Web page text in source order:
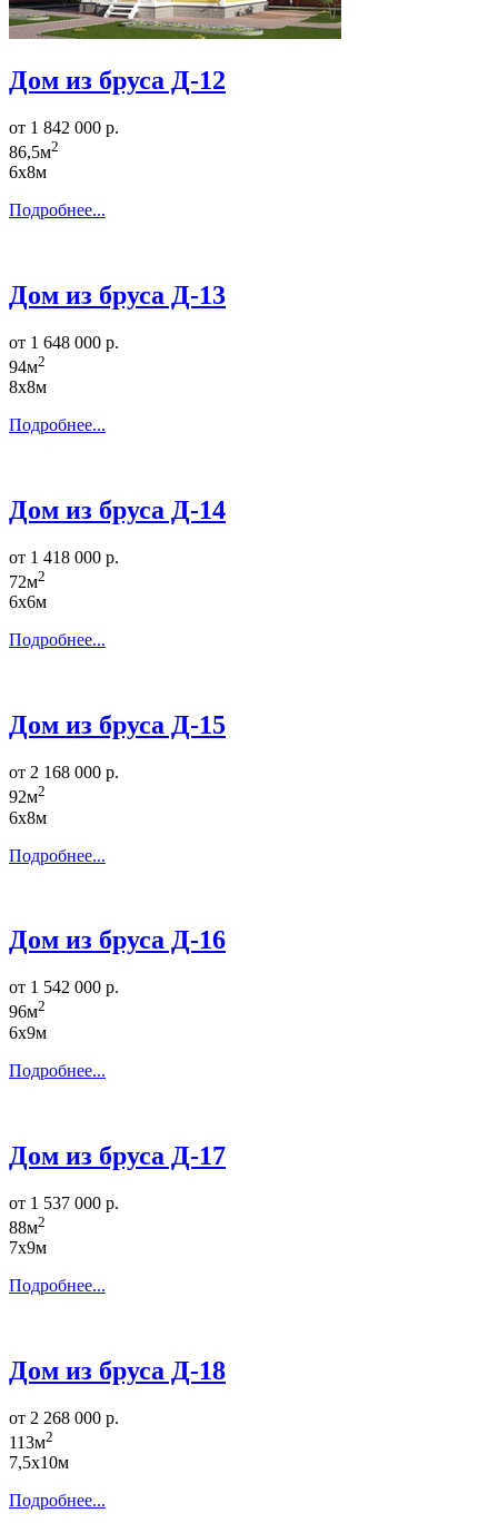
Дом из бруса Д-12
от 1 842 000 р.
86,5м2
6х8м
Подробнее...
Дом из бруса Д-13
от 1 648 000 р.
94м2
8х8м
Подробнее...
Дом из бруса Д-14
от 1 418 000 р.
72м2
6х6м
Подробнее...
Дом из бруса Д-15
от 2 168 000 р.
92м2
6х8м
Подробнее...
Дом из бруса Д-16
от 1 542 000 р.
96м2
6х9м
Подробнее...
Дом из бруса Д-17
от 1 537 000 р.
88м2
7х9м
Подробнее...
Дом из бруса Д-18
от 2 268 000 р.
113м2
7,5х10м
Подробнее...